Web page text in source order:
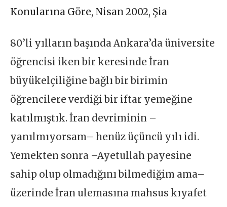
Konularına Göre, Nisan 2002, Şia
80’li yılların başında Ankara’da üniversite
öğrencisi iken bir keresinde İran
büyükelçiliğine bağlı bir birimin
öğrencilere verdiği bir iftar yemeğine
katılmıştık. İran devriminin –
yanılmıyorsam– henüz üçüncü yılı idi.
Yemekten sonra –Ayetullah payesine
sahip olup olmadığını bilmediğim ama–
üzerinde İran ulemasına mahsus kıyafet